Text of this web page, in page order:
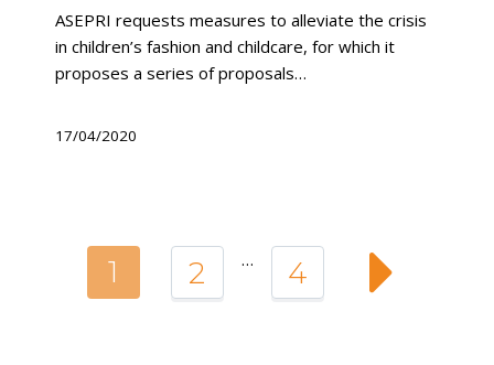
ASEPRI requests measures to alleviate the crisis
in children’s fashion and childcare, for which it
proposes a series of proposals…
17/04/2020
1 2 … 4